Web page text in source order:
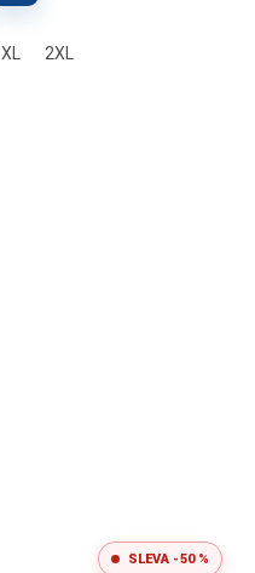
XL 2XL
SLEVA -50 %